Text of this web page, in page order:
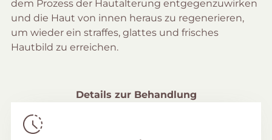
dem Prozess der Hautalterung entgegenzuwirken
und die Haut von innen heraus zu regenerieren,
um wieder ein straffes, glattes und frisches
Hautbild zu erreichen.
Details zur Behandlung